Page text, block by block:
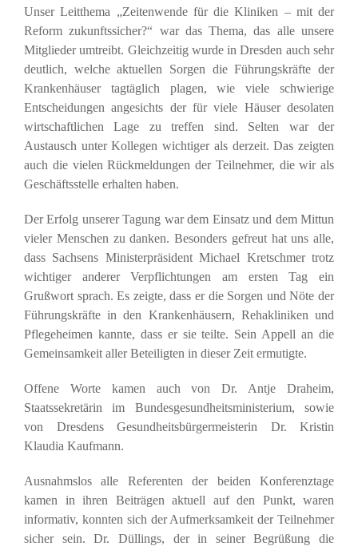
Unser Leitthema „Zeitenwende für die Kliniken – mit der
Reform zukunftssicher?“ war das Thema, das alle unsere
Mitglieder umtreibt. Gleichzeitig wurde in Dresden auch sehr
deutlich, welche aktuellen Sorgen die Führungskräfte der
Krankenhäuser tagtäglich plagen, wie viele schwierige
Entscheidungen angesichts der für viele Häuser desolaten
wirtschaftlichen Lage zu treffen sind. Selten war der
Austausch unter Kollegen wichtiger als derzeit. Das zeigten
auch die vielen Rückmeldungen der Teilnehmer, die wir als
Geschäftsstelle erhalten haben.
Der Erfolg unserer Tagung war dem Einsatz und dem Mittun
vieler Menschen zu danken. Besonders gefreut hat uns alle,
dass Sachsens Ministerpräsident Michael Kretschmer trotz
wichtiger anderer Verpflichtungen am ersten Tag ein
Grußwort sprach. Es zeigte, dass er die Sorgen und Nöte der
Führungskräfte in den Krankenhäusern, Rehakliniken und
Pflegeheimen kannte, dass er sie teilte. Sein Appell an die
Gemeinsamkeit aller Beteiligten in dieser Zeit ermutigte.
Offene Worte kamen auch von Dr. Antje Draheim,
Staatssekretärin im Bundesgesund­heits­ministerium, sowie
von Dresdens Gesundheitsbürgermeisterin Dr. Kristin
Klaudia Kaufmann.
Ausnahmslos alle Referenten der beiden Konferenztage
kamen in ihren Beiträgen aktuell auf den Punkt, waren
informativ, konnten sich der Aufmerksamkeit der Teilnehmer
sicher sein. Dr. Düllings, der in seiner Begrüßung die